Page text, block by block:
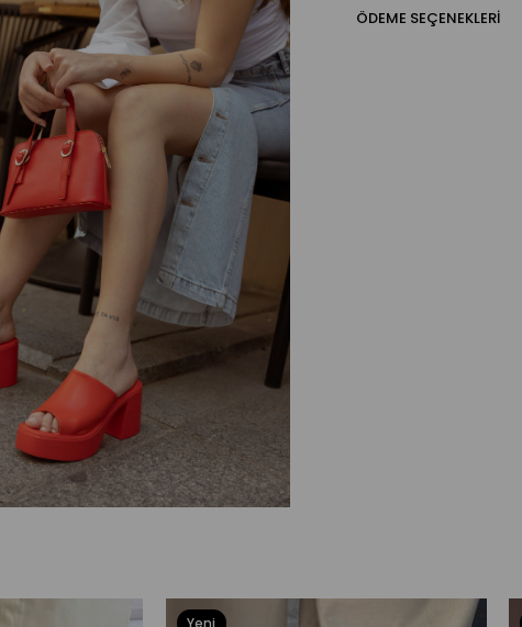
ÖDEME SEÇENEKLERI
Yeni